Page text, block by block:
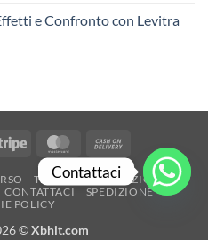
e Confronto con Levitra
Stripe MasterCard
On
Delivery
TERMINI E CONDIZIONI
CONTATTACI
SPEDIZIONE
POLICY
©Xbhit.com
Contattaci